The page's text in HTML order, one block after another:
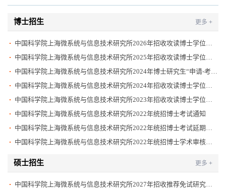
博士招生 更多 +
中国科学院上海微系统与信息技术研究所2026年招收攻读博士学位研究生招生简章
中国科学院上海微系统与信息技术研究所2025年招收攻读博士学位研究生招生简章
中国科学院上海微系统与信息技术研究所2024年博士研究生“申请-考核”制笔试安排
中国科学院上海微系统与信息技术研究所2024年招收攻读博士学位研究生招生简章
中国科学院上海微系统与信息技术研究所2023年招收攻读博士学位研究生招生简章
中国科学院上海微系统与信息技术研究所2022年统招博士考试通知
中国科学院上海微系统与信息技术研究所2022年统招博士考试延期通知
中国科学院上海微系统与信息技术研究所2022年统招博士学术审核结果公布
硕士招生 更多 +
中国科学院上海微系统与信息技术研究所2027年招收推荐免试研究生公告